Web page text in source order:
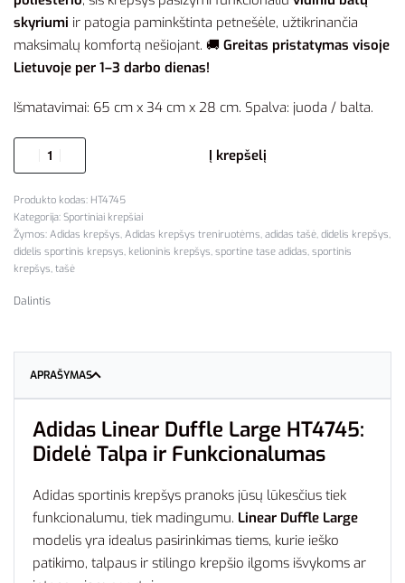
skyriumi ir patogia paminkštinta petnešėle, užtikrinančia
maksimalų komfortą nešiojant. 🚚 Greitas pristatymas visoje
Lietuvoje per 1–3 darbo dienas!
Išmatavimai: 65 cm x 34 cm x 28 cm. Spalva: juoda / balta.
Į krepšelį
HT4745
Kategorija: Sportiniai krepšiai
Žymos: Adidas krepšys, Adidas krepšys treniruotėms, adidas tašė, didelis krepšys,
didelis sportinis krepsys, kelioninis krepšys, sportine tase adidas, sportinis
krepšys, tašė
Dalintis
APRAŠYMAS
Adidas Linear Duffle Large HT4745:
Didelė Talpa ir Funkcionalumas
Adidas sportinis krepšys pranoks jūsų lūkesčius tiek
funkcionalumu, tiek madingumu. Linear Duffle Large
modelis yra idealus pasirinkimas tiems, kurie ieško
patikimo, talpaus ir stilingo krepšio ilgoms išvykoms ar